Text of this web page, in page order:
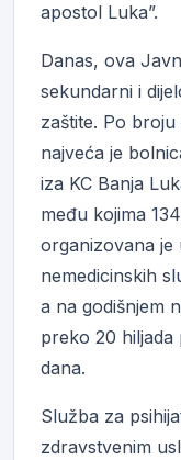
apostol Luka”.
Danas, ova
sekundarni i
zaštite. Po
najveća je
iza KC Banja
među kojima
organizovana je
nemedicinskih
a na godišnjem
preko 20 hiljada
dana.
Služba za
zdravstvenim